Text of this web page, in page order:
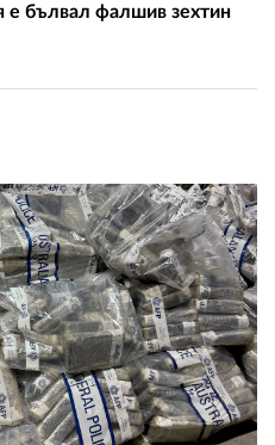
е бълвал фалшив зехтин